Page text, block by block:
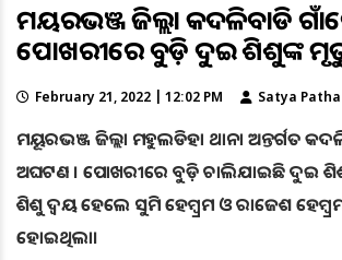
ମୟୂରଭଞ୍ଜ ଜିଲ୍ଲା କଦଳିବାଡି
ପୋଖରୀରେ ବୁଡ଼ି ଦୁଇ ଶିଶୁଙ୍କ
February 21, 2022 | 12:02 PM Satya Patha
ମୟୂରଭଞ୍ଜ ଜିଲ୍ଲା ମହୁଲଡିହା ଥାନା ଅନ୍ତର୍ଗତ
ଅଘଟଣ । ପୋଖରୀରେ ବୁଡ଼ି ଚାଲିଯାଇଛି ଦୁଇ
ଶିଶୁ ଦ୍ୱୟ ହେଲେ ସୁମି ହେମ୍ବ୍ରମ ଓ ରାଜେଶ
ହୋଇଥିଲା।